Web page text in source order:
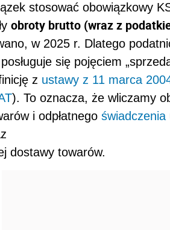
stosować obowiązkowy
obroty brutto (wraz z
w 2025 r. Dlatego
się pojęciem
z ustawy z 11 marca
). To oznacza, że wliczamy
i odpłatnego świadczenia
dostawy towarów.